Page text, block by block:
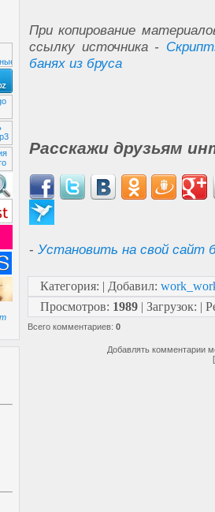
При копирование
ссылку источника -
банях из бруса
Расскажи друзьям
- Установить на свой сайт
Категория: | Добавил:
Просмотров: 1989 | Загрузок: |
Всего комментариев: 0
Добавлять комментарии